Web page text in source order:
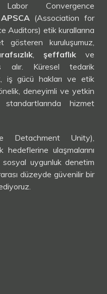
Convergence
APSCA (Association for
Auditors) etik kurallarına
kuruluşumuz,
, şeffaflık ve
alır. Küresel tedarik
iş gücü hakları ve etik
deneyimli ve yetkin
hizmet
Detachment Unity),
hedeflerine ulaşmalarını
uygunluk denetim
düzeyde güvenilir bir